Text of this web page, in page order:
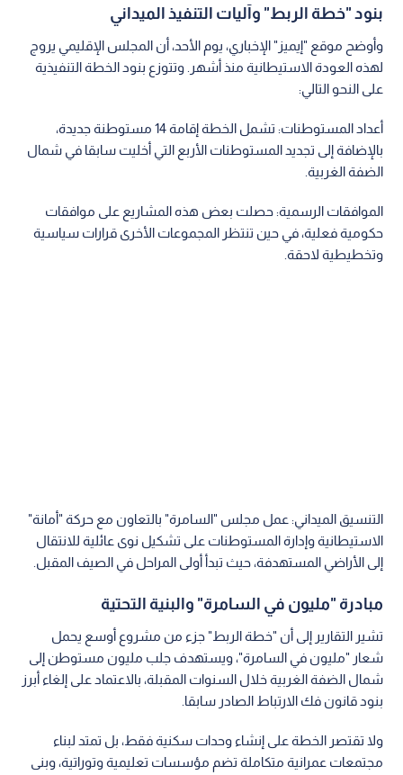
بنود "خطة الربط" وآليات التنفيذ الميداني
وأوضح موقع "إيميز" الإخباري، يوم الأحد، أن المجلس الإقليمي يروج
لهذه العودة الاستيطانية منذ أشهر. وتتوزع بنود الخطة التنفيذية
على النحو التالي:
أعداد المستوطنات: تشمل الخطة إقامة 14 مستوطنة جديدة،
بالإضافة إلى تجديد المستوطنات الأربع التي أخليت سابقا في شمال
الضفة الغربية.
الموافقات الرسمية: حصلت بعض هذه المشاريع على موافقات
حكومية فعلية، في حين تنتظر المجموعات الأخرى قرارات سياسية
وتخطيطية لاحقة.
التنسيق الميداني: عمل مجلس "السامرة" بالتعاون مع حركة "أمانة"
الاستيطانية وإدارة المستوطنات على تشكيل نوى عائلية للانتقال
إلى الأراضي المستهدفة، حيث تبدأ أولى المراحل في الصيف المقبل.
مبادرة "مليون في السامرة" والبنية التحتية
تشير التقارير إلى أن "خطة الربط" جزء من مشروع أوسع يحمل
شعار "مليون في السامرة"، ويستهدف جلب مليون مستوطن إلى
شمال الضفة الغربية خلال السنوات المقبلة، بالاعتماد على إلغاء أبرز
بنود قانون فك الارتباط الصادر سابقا.
ولا تقتصر الخطة على إنشاء وحدات سكنية فقط، بل تمتد لبناء
مجتمعات عمرانية متكاملة تضم مؤسسات تعليمية وتوراتية، وبنى